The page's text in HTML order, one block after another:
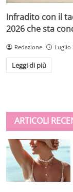
Infradito con il
2026 che sta
Redazione Luglio
Leggi di più
ARTICOLI